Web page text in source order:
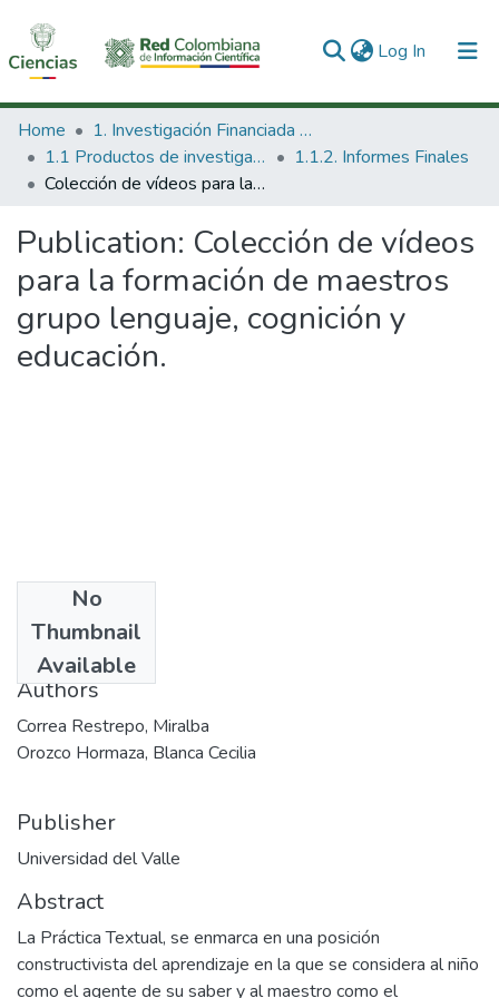
Log In (current)
Communities & Collections
All of DSpace
Home
1. Investigación Financiada con Recursos Públicos
1.1 Productos de investigación
1.1.2. Informes Finales
Colección de vídeos para la formación de maestros grupo lenguaje, cognición y educación.
Publication: Colección de vídeos
para la formación de maestros
grupo lenguaje, cognición y
educación.
No
Thumbnail
Available
2002
Authors
Correa Restrepo, Miralba
Orozco Hormaza, Blanca Cecilia
Publisher
Universidad del Valle
Abstract
La Práctica Textual, se enmarca en una posición
constructivista del aprendizaje en la que se considera al niño
como el agente de su saber y al maestro como el